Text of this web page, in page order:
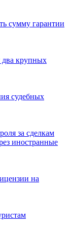
сумму гарантии
два крупных
судебных
за сделкам
иностранные
на